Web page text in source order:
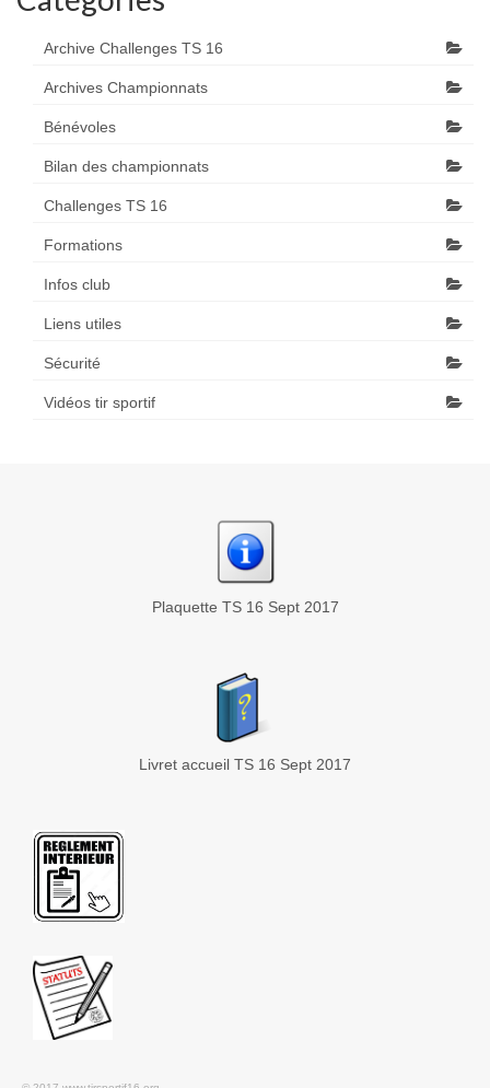
Archive Challenges TS 16
Archives Championnats
Bénévoles
Bilan des championnats
Challenges TS 16
Formations
Infos club
Liens utiles
Sécurité
Vidéos tir sportif
Plaquette TS 16 Sept 2017
Livret accueil TS 16 Sept 2017